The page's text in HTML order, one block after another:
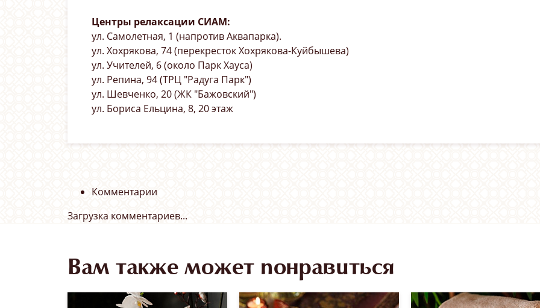
Центры релаксации СИАМ:
ул. Самолетная, 1 (напротив Аквапарка).
ул. Хохрякова, 74 (перекресток Хохрякова-Куйбышева)
ул. Учителей, 6 (около Парк Хауса)
ул. Репина, 94 (ТРЦ "Радуга Парк")
ул. Шевченко, 20 (ЖК "Бажовский")
ул. Бориса Ельцина, 8, 20 этаж
Комментарии
Загрузка комментариев...
Вам также может понравиться